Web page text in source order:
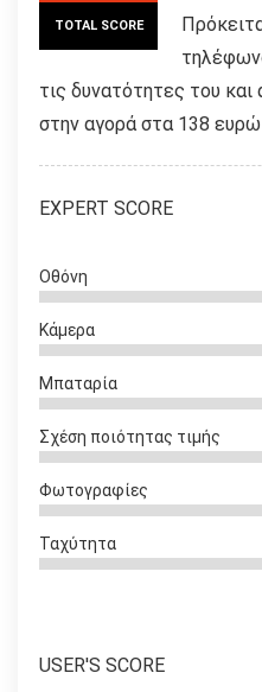
TOTAL SCORE
τις δυνατότητες του
στην αγορά στα 138 ευρώ
EXPERT SCORE
Οθόνη
Κάμερα
Μπαταρία
Σχέση ποιότητας τιμής
Φωτογραφίες
Ταχύτητα
USER'S SCORE